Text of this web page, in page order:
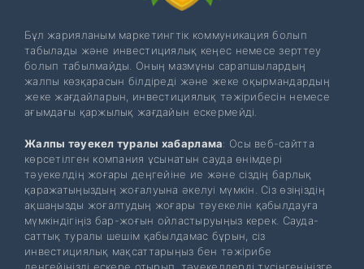
Бұл жарияланым маркетингтік коммуникация болып
табылады және инвестициялық кеңес немесе зерттеу
болып табылмайды. Оның мазмұны сарапшылардың
жалпы көзқарасын білдіреді және жеке оқырмандардың
жеке жағдайларын, инвестициялық тәжірибесін немесе
ағымдағы қаржылық жағдайын ескермейді.
Жалпы тәуекел туралы хабарлама: Осы веб-сайтта
көрсетілген компания ұсынатын сауда өнімдері
тәуекелдің жоғары деңгейіне ие және сіздің барлық
қаражатыңыздың жоғалуына әкелуі мүмкін. Сіз өзіңіздің
ақшаңызды жоғалтудың жоғары тәуекелін қабылдауға
мүмкіндігіңіз бар-жоғын ойластыруыңыз керек. Сауда-
саттық туралы шешім қабылдамас бұрын, сіз
инвестициялық мақсаттарыңыз бен тәжірибе